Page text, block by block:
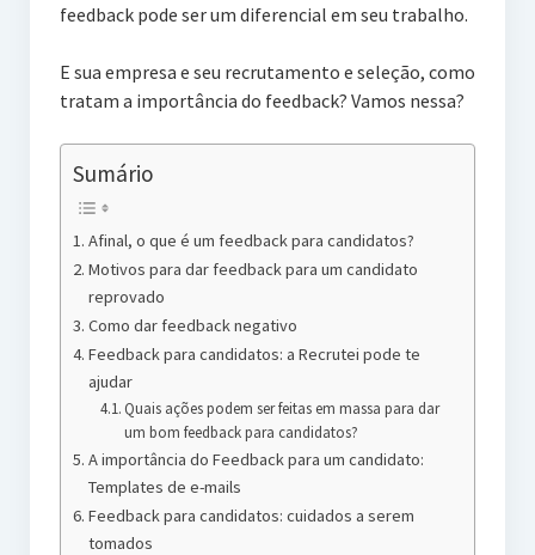
feedback pode ser um diferencial em seu trabalho.
E sua empresa e seu recrutamento e seleção, como
tratam a importância do feedback? Vamos nessa?
Sumário
Afinal, o que é um feedback para candidatos?
Motivos para dar feedback para um candidato
reprovado
Como dar feedback negativo
Feedback para candidatos: a Recrutei pode te
ajudar
Quais ações podem ser feitas em massa para dar
um bom feedback para candidatos?
A importância do Feedback para um candidato:
Templates de e-mails
Feedback para candidatos: cuidados a serem
tomados